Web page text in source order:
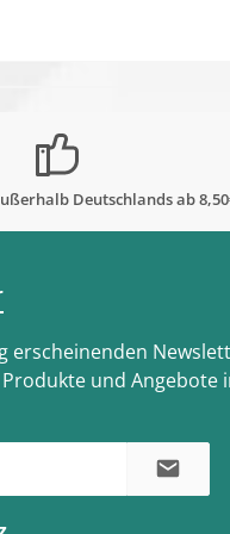
Deutschlands ab
erscheinenden
und Angebote